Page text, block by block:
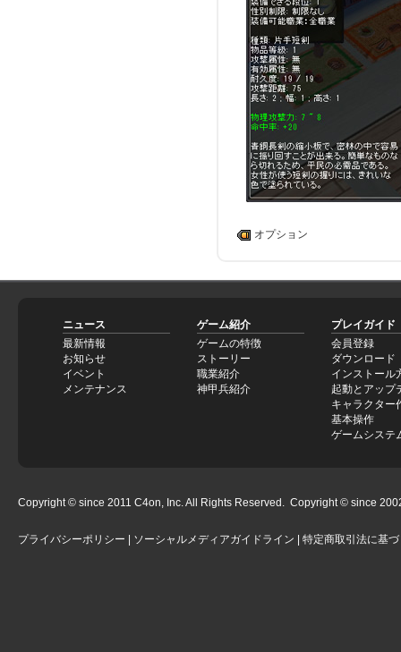
オプション
ニュース
最新情報
お知らせ
イベント
メンテナンス
ゲーム紹介
ゲームの特徴
ストーリー
職業紹介
神甲兵紹介
プレイガイド
会員登録
ダウンロード
インストール
起動とアップ
キャラクター
基本操作
ゲームシステ
Copyright © since 2011 C4on, Inc. All Rights Reserved. Copyright © since
プライバシーポリシー ソーシャルメディアガイドライン 特定商取引法に基